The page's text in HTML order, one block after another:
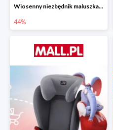
Wiosenny niezbędnik maluszka do -44% taniej
44%